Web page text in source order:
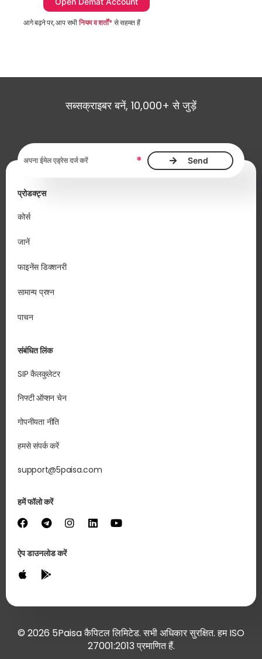
आगे बढ़ने पर, आप सभीनियम व शर्तों*से सहमत हैं
सब्सक्राइबर बनें, 10,000+ से जुड़ें
ईमेल एड्रेस आवश्यक है *
प्रोडक्ट्स
कोर्स
जानें
फाइनेंस डिक्शनरी
सामान्य प्रश्न
पाचन
संबंधित लिंक
SIP कैलकुलेटर
निफ्टी ऑप्शन चेन
गोपनीयता नीति
हमसे संपर्क करें
support@5paisa.com
हमें फॉलो करें
ऐप डाउनलोड करें
© 2026 5Paisa कैपिटल लिमिटेड. सभी अधिकार सुरक्षित. हम ISO
27001:2013 प्रमाणित हैं.